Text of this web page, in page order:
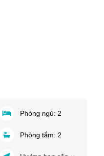
Phòng ngủ: 2
Phòng tắm: 2